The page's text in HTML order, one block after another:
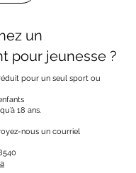
un
pour jeunesse ?
pour un seul sport ou
18 ans.
nous un courriel